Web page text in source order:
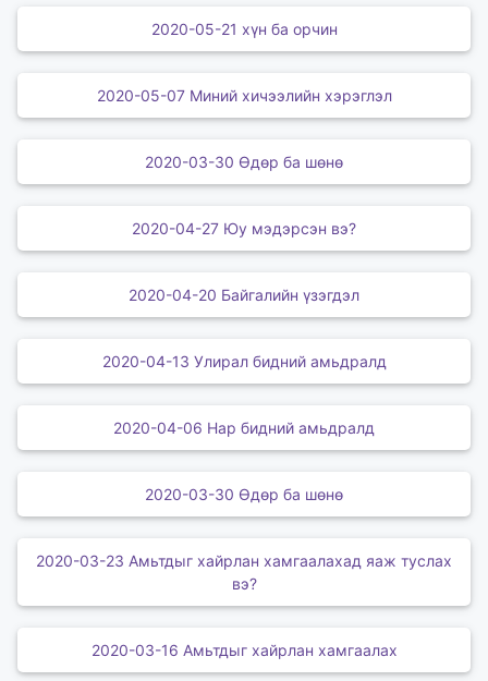
2020-05-21 хүн ба орчин
2020-05-07 Миний хичээлийн хэрэглэл
2020-03-30 Өдөр ба шөнө
2020-04-27 Юу мэдэрсэн вэ?
2020-04-20 Байгалийн үзэгдэл
2020-04-13 Улирал бидний амьдралд
2020-04-06 Нар бидний амьдралд
2020-03-30 Өдөр ба шөнө
2020-03-23 Амьтдыг хайрлан хамгаалахад яаж туслах
вэ?
2020-03-16 Амьтдыг хайрлан хамгаалах